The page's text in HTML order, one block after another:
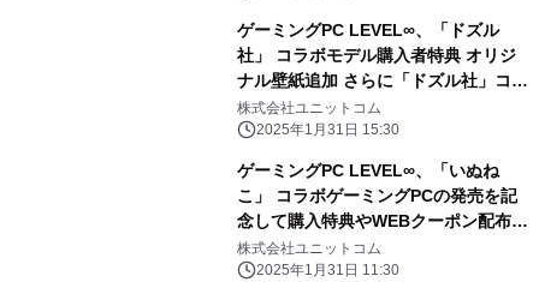
ゲーミングPC LEVEL∞、「ドズル
社」 コラボモデル購入者特典 オリジ
ナル壁紙追加 さらに「ドズル社」コラ
ボPC購入時に使える 5,000円OFF
WEBクーポン配布
株式会社ユニットコム
2025年1月31日 15:30
ゲーミングPC LEVEL∞、「いぬね
こ」 コラボゲーミングPCの発売を記
念して購入特典やWEBクーポン配布
さらに、サイン入りコラボPCが当たる
キャンペーン実施
株式会社ユニットコム
2025年1月31日 11:30